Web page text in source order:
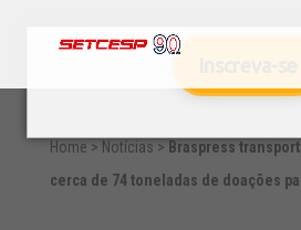
Home > Notícias > Braspress
cerca de 74 toneladas de doações